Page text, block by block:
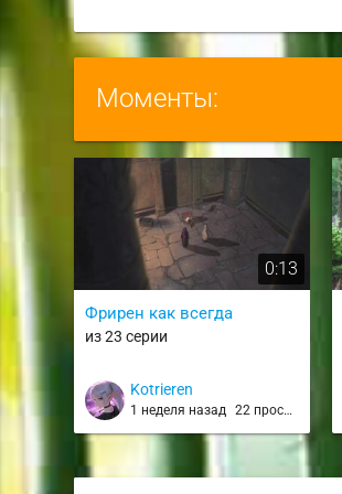
Моменты:
0:13
Фрирен как всегда
из 23 серии
Kotrieren
1 неделя назад 22 просмотра